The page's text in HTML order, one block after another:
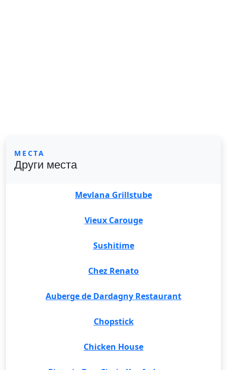
МЕСТА
Други места
Mevlana Grillstube
Vieux Carouge
Sushitime
Chez Renato
Auberge de Dardagny Restaurant
Chopstick
Chicken House